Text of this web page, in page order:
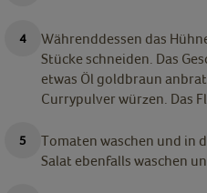
Währenddessen das
Stücke schneiden. Das
etwas Öl goldbraun
Currypulver würzen. Das
Tomaten waschen und in
Salat ebenfalls waschen